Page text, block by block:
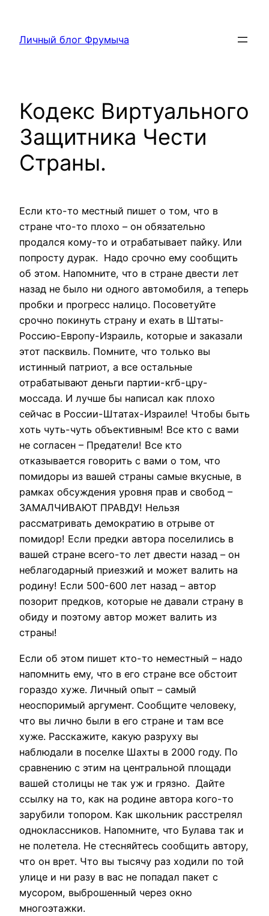
содержимому
Личный блог Фрумыча
Кодекс Виртуального
Защитника Чести
Страны.
Если кто-то местный пишет о том, что в
стране что-то плохо – он обязательно
продался кому-то и отрабатывает пайку. Или
попросту дурак. Надо срочно ему сообщить
об этом. Напомните, что в стране двести лет
назад не было ни одного автомобиля, а теперь
пробки и прогресс налицо. Посоветуйте
срочно покинуть страну и ехать в Штаты-
Россию-Европу-Израиль, которые и заказали
этот пасквиль. Помните, что только вы
истинный патриот, а все остальные
отрабатывают деньги партии-кгб-цру-
моссада. И лучше бы написал как плохо
сейчас в России-Штатах-Израиле! Чтобы быть
хоть чуть-чуть объективным! Все кто с вами
не согласен – Предатели! Все кто
отказывается говорить с вами о том, что
помидоры из вашей страны самые вкусные, в
рамках обсуждения уровня прав и свобод –
ЗАМАЛЧИВАЮТ ПРАВДУ! Нельзя
рассматривать демократию в отрыве от
помидор! Если предки автора поселились в
вашей стране всего-то лет двести назад – он
неблагодарный приезжий и может валить на
родину! Если 500-600 лет назад – автор
позорит предков, которые не давали страну в
обиду и поэтому автор может валить из
страны!
Если об этом пишет кто-то неместный – надо
напомнить ему, что в его стране все обстоит
гораздо хуже. Личный опыт – самый
неоспоримый аргумент. Сообщите человеку,
что вы лично были в его стране и там все
хуже. Расскажите, какую разруху вы
наблюдали в поселке Шахты в 2000 году. По
сравнению с этим на центральной площади
вашей столицы не так уж и грязно. Дайте
ссылку на то, как на родине автора кого-то
зарубили топором. Как школьник расстрелял
одноклассников. Напомните, что Булава так и
не полетела. Не стесняйтесь сообщить автору,
что он врет. Что вы тысячу раз ходили по той
улице и ни разу в вас не попадал пакет с
мусором, выброшенный через окно
многоэтажки.